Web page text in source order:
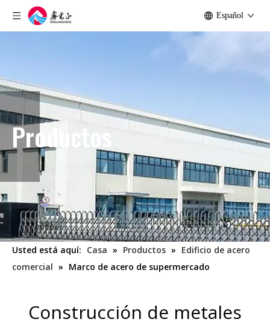
Español
Productos
Usted está aquí: Casa » Productos » Edificio de acero
comercial » Marco de acero de supermercado
Construcción de metales